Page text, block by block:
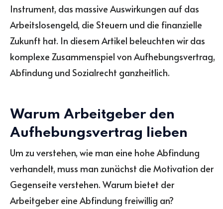
Instrument, das massive Auswirkungen auf das
Arbeitslosengeld, die Steuern und die finanzielle
Zukunft hat. In diesem Artikel beleuchten wir das
komplexe Zusammenspiel von Aufhebungsvertrag,
Abfindung und Sozialrecht ganzheitlich.
Warum Arbeitgeber den
Aufhebungsvertrag lieben
Um zu verstehen, wie man eine hohe Abfindung
verhandelt, muss man zunächst die Motivation der
Gegenseite verstehen. Warum bietet der
Arbeitgeber eine Abfindung freiwillig an?